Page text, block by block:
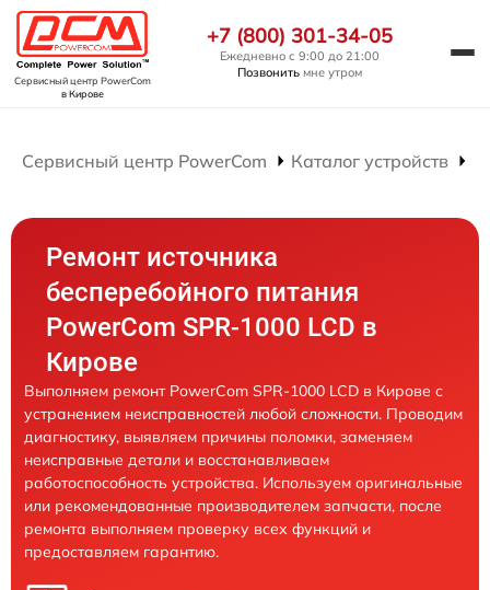
Сервисный центр PowerCom
в Кирове
+7 (800) 301-34-05
Ежедневно с 9:00 до 21:00
Позвонить мне утром
Сервисный центр PowerCom Каталог устройств
Ремонт источника
бесперебойного питания
PowerCom SPR-1000 LCD в
Кирове
Выполняем ремонт PowerCom SPR-1000 LCD в Кирове с
устранением неисправностей любой сложности. Проводим
диагностику, выявляем причины поломки, заменяем
неисправные детали и восстанавливаем
работоспособность устройства. Используем оригинальные
или рекомендованные производителем запчасти, после
ремонта выполняем проверку всех функций и
предоставляем гарантию.